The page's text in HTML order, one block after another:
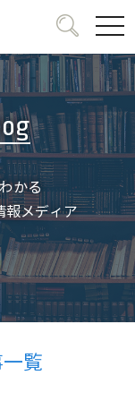
かる
報メディア
覧